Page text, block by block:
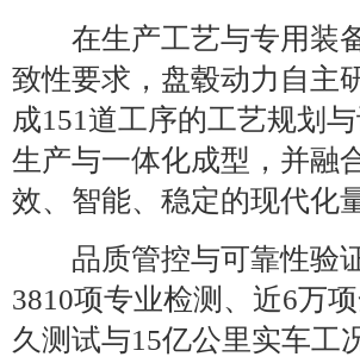
在生产工艺与专用装备
致性要求，盘毂动力自主
成151道工序的工艺规划
生产与一体化成型，并融
效、智能、稳定的现代化
品质管控与可靠性验证
3810项专业检测、近6万
久测试与15亿公里实车工